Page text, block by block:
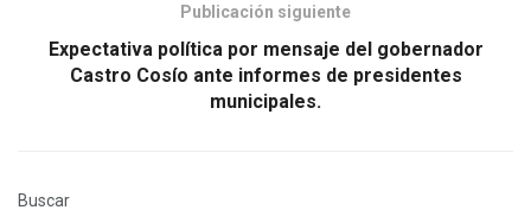
Publicación siguiente
Expectativa política por mensaje del gobernador
Castro Cosío ante informes de presidentes
municipales.
Buscar